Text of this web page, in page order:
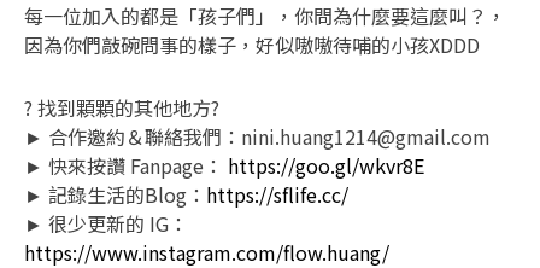
每一位加入的都是「孩子們」，你問為什麼要這麼叫？，
因為你們敲碗問事的樣子，好似嗷嗷待哺的小孩XDDD
? 找到顆顆的其他地方?
► 合作邀約＆聯絡我們：nini.huang1214@gmail.com
► 快來按讚 Fanpage： https://goo.gl/wkvr8E
► 記錄生活的Blog： https://sflife.cc/
► 很少更新的 IG：
https://www.instagram.com/flow.huang/